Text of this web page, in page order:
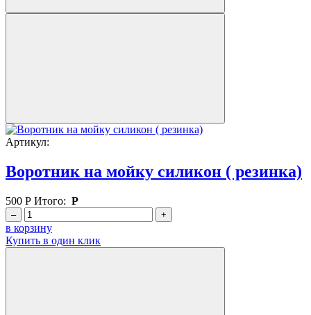
Артикул:
Воротник на мойку силикон ( резинка)
500 Р Итого: Р
– +
в корзину
Купить в один клик